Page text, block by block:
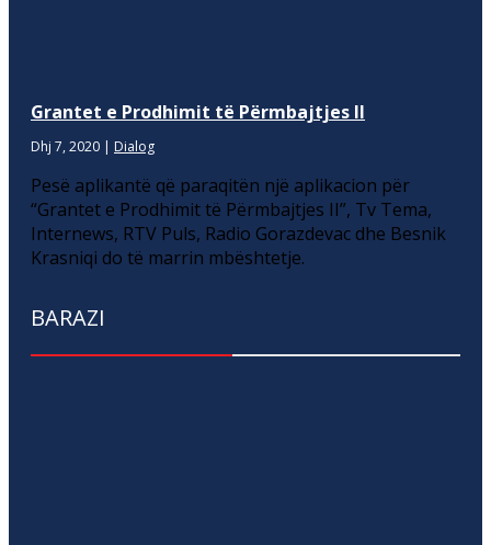
Grantet e Prodhimit të Përmbajtjes II
Dhj 7, 2020 | Dialog
Pesë aplikantë që paraqitën një aplikacion për
“Grantet e Prodhimit të Përmbajtjes II”, Tv Tema,
Internews, RTV Puls, Radio Gorazdevac dhe Besnik
Krasniqi do të marrin mbështetje.
BARAZI